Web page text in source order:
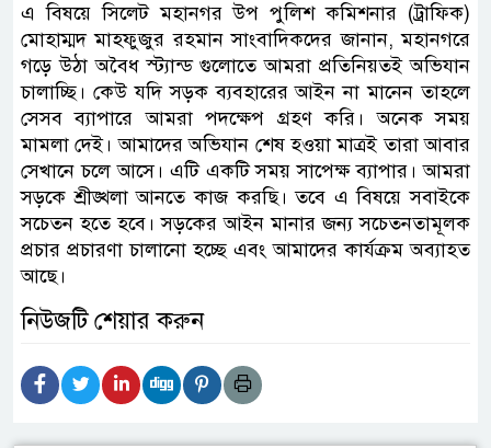
এ বিষয়ে সিলেট মহানগর উপ পুলিশ কমিশনার (ট্রাফিক)
মোহাম্মদ মাহফুজুর রহমান সাংবাদিকদের জানান, মহানগরে
গড়ে উঠা অবৈধ স্ট্যান্ড গুলোতে আমরা প্রতিনিয়তই অভিযান
চালাচ্ছি। কেউ যদি সড়ক ব্যবহারের আইন না মানেন তাহলে
সেসব ব্যাপারে আমরা পদক্ষেপ গ্রহণ করি। অনেক সময়
মামলা দেই। আমাদের অভিযান শেষ হওয়া মাত্রই তারা আবার
সেখানে চলে আসে। এটি একটি সময় সাপেক্ষ ব্যাপার। আমরা
সড়কে শ্রীঙ্খলা আনতে কাজ করছি। তবে এ বিষয়ে সবাইকে
সচেতন হতে হবে। সড়কের আইন মানার জন্য সচেতনতামূলক
প্রচার প্রচারণা চালানো হচ্ছে এবং আমাদের কার্যক্রম অব্যাহত
আছে।
নিউজটি শেয়ার করুন